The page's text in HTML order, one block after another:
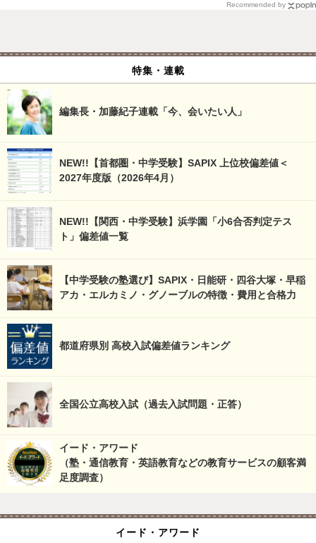
Recommended by
特集・連載
編集長・加藤紀子連載「今、会いたい人」
NEW!!【首都圏・中学受験】SAPIX 上位校偏差値＜
2027年度版（2026年4月）
NEW!!【関西・中学受験】浜学園「小6合否判定テス
ト」偏差値一覧
【中学受験の塾選び】SAPIX・日能研・四谷大塚・早稲
アカ・エルカミノ・グノーブルの特徴・費用と合格力
都道府県別 高校入試偏差値ランキング
全国公立高校入試（過去入試問題・正答）
イード・アワード
（塾・通信教育・英語教育などの教育サービスの顧客満
足度調査）
イード・アワード